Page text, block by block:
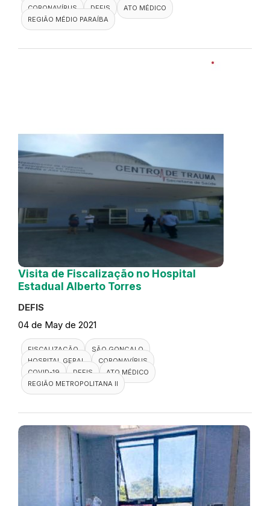
CORONAVÍRUS
DEFIS
ATO MÉDICO
REGIÃO MÉDIO PARAÍBA
Visita de Fiscalização no Hospital
Estadual Alberto Torres
DEFIS
04 de May de 2021
FISCALIZAÇÃO
SÃO GONÇALO
HOSPITAL GERAL
CORONAVÍRUS
COVID-19
DEFIS
ATO MÉDICO
REGIÃO METROPOLITANA II